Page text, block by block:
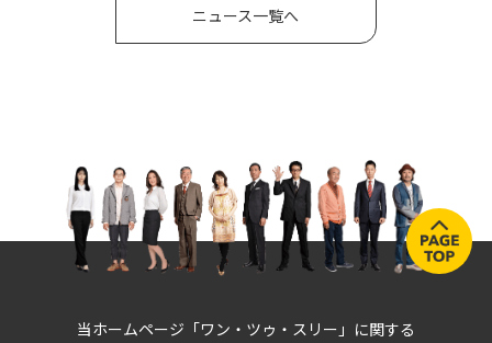
ニュース一覧へ
当ホームページ「ワン・ツゥ・スリー」に関する